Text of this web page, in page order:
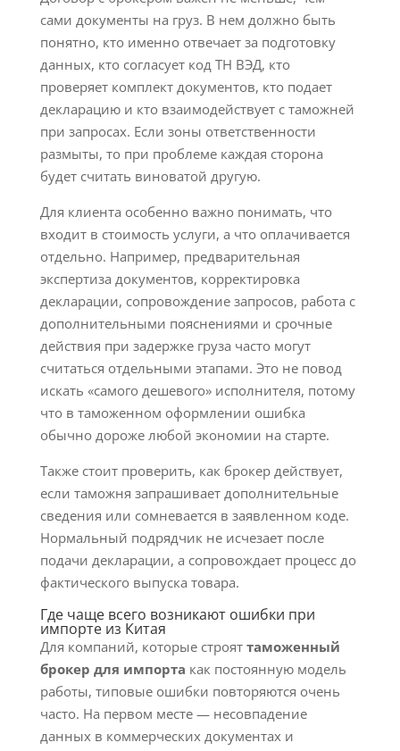
сами документы на груз. В нем должно быть
понятно, кто именно отвечает за подготовку
данных, кто согласует код ТН ВЭД, кто
проверяет комплект документов, кто подает
декларацию и кто взаимодействует с таможней
при запросах. Если зоны ответственности
размыты, то при проблеме каждая сторона
будет считать виноватой другую.
Для клиента особенно важно понимать, что
входит в стоимость услуги, а что оплачивается
отдельно. Например, предварительная
экспертиза документов, корректировка
декларации, сопровождение запросов, работа с
дополнительными пояснениями и срочные
действия при задержке груза часто могут
считаться отдельными этапами. Это не повод
искать «самого дешевого» исполнителя, потому
что в таможенном оформлении ошибка
обычно дороже любой экономии на старте.
Также стоит проверить, как брокер действует,
если таможня запрашивает дополнительные
сведения или сомневается в заявленном коде.
Нормальный подрядчик не исчезает после
подачи декларации, а сопровождает процесс до
фактического выпуска товара.
Где чаще всего возникают ошибки при
импорте из Китая
Для компаний, которые строят таможенный
брокер для импорта как постоянную модель
работы, типовые ошибки повторяются очень
часто. На первом месте — несовпадение
данных в коммерческих документах и